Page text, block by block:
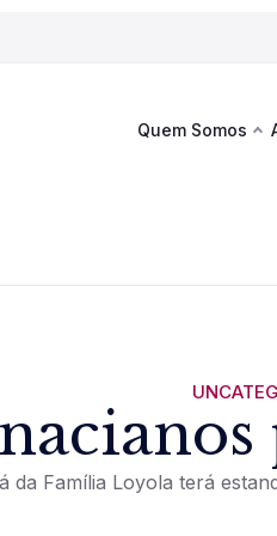
Quem Somos
Documentos
da Família Loyola terá